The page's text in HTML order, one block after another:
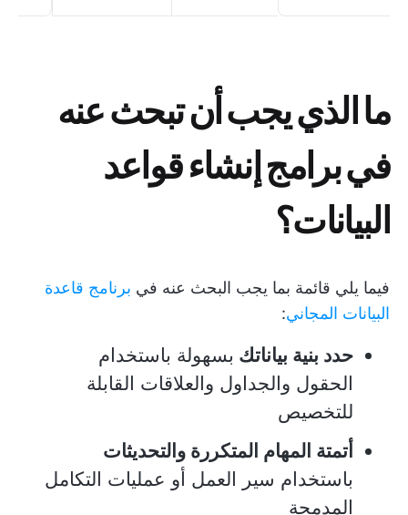
ما الذي يجب أن تبحث عنه
في برامج إنشاء قواعد
البيانات؟
فيما يلي قائمة بما يجب البحث عنه في برنامج قاعدة
البيانات المجاني:
حدد بنية بياناتك بسهولة باستخدام
الحقول والجداول والعلاقات القابلة
للتخصيص
أتمتة المهام المتكررة والتحديثات
باستخدام سير العمل أو عمليات التكامل
المدمجة